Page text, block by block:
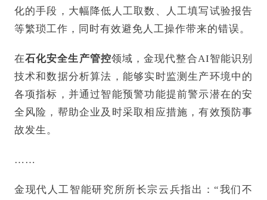
化的手段，大幅降低人工取数、人工填写试验报告
等繁琐工作，同时有效避免人工操作带来的错误。
在石化安全生产管控领域，金现代整合AI智能识别
技术和数据分析算法，能够实时监测生产环境中的
各项指标，并通过智能预警功能提前警示潜在的安
全风险，帮助企业及时采取相应措施，有效预防事
故发生。
……
金现代人工智能研究所所长宗云兵指出：“我们不